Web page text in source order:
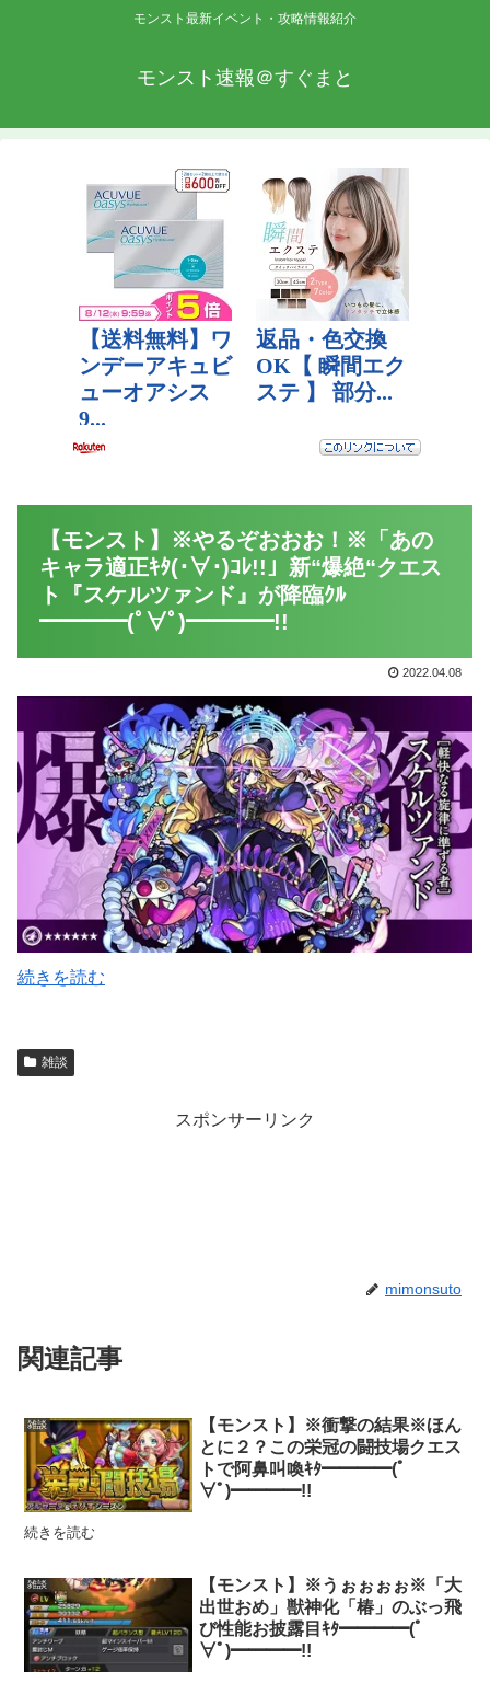
モンスト最新イベント・攻略情報紹介
モンスト速報＠すぐまと
【モンスト】※やるぞおおお！※「あの
キャラ適正ｷﾀ(･∀･)ｺﾚ!!」新“爆絶“クエス
ト『スケルツァンド』が降臨ｸﾙ
━━━━(ﾟ∀ﾟ)━━━━!!
2022.04.08
続きを読む
雑談
スポンサーリンク
mimonsuto
関連記事
雑談
【モンスト】※衝撃の結果※ほん
とに２？この栄冠の闘技場クエス
トで阿鼻叫喚ｷﾀ━━━━(ﾟ
∀ﾟ)━━━━!!
続きを読む
雑談
【モンスト】※うぉぉぉぉ※「大
出世おめ」獣神化「椿」のぶっ飛
び性能お披露目ｷﾀ━━━━(ﾟ
∀ﾟ)━━━━!!